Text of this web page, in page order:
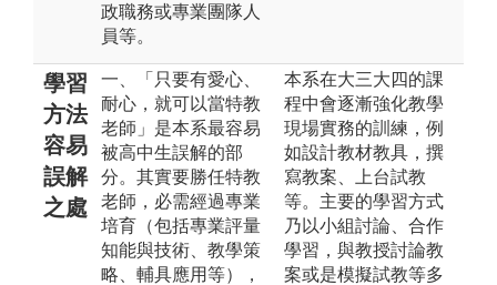
政職務或專業團隊人
員等。
學習
方法
容易
誤解
之處
一、「只要有愛心、
耐心，就可以當特教
老師」是本系最容易
被高中生誤解的部
分。其實要勝任特教
老師，必需經過專業
培育（包括專業評量
知能與技術、教學策
略、輔具應用等），
本系在大三大四的課
程中會逐漸強化教學
現場實務的訓練，例
如設計教材教具，撰
寫教案、上台試教
等。主要的學習方式
乃以小組討論、合作
學習，與教授討論教
案或是模擬試教等多